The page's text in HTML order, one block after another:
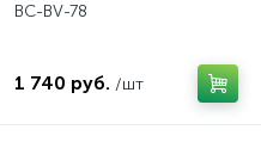
BC-BV-78
1 740 руб. /шт